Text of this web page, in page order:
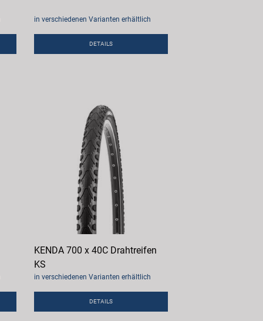
in verschiedenen Varianten erhältlich
DETAILS
KENDA 700 x 40C Drahtreifen
KS
in verschiedenen Varianten erhältlich
DETAILS